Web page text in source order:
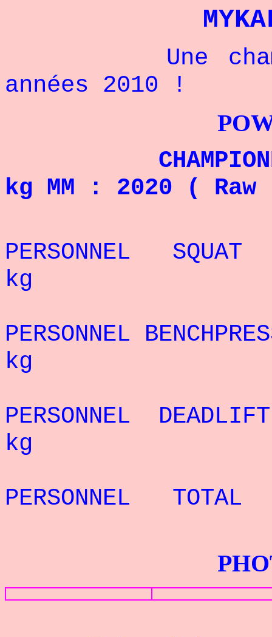
Une
années 2010 !
CHAMPIONNE
kg MM : 2020 ( Raw
PERSONNEL
kg
PERSONNEL
kg
PERSONNEL
kg
PERSONNEL
PHOTOS